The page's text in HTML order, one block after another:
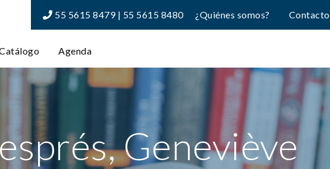
55 5615 8479 | 55 5615 8480 ¿Quiénes somos? Contacto
Agenda
Geneviève